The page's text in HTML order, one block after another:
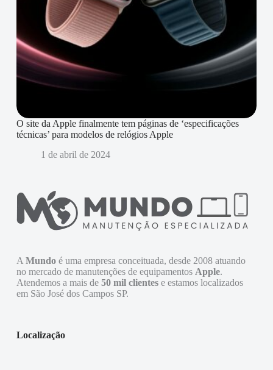
O site da Apple finalmente tem páginas de ‘especificações
técnicas’ para modelos de relógios Apple
1 de abril de 2024
A Mundoé uma empresa conceituada, desde 2008 atuando
no mercado de manutenções de equipamentos Apple.
Atendemos a mais de 50 mil clientese estamos localizados
em São José dos Campos SP.
Localização